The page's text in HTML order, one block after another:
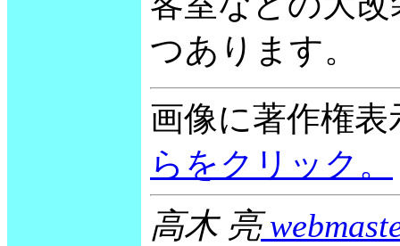
つあります。
画像に著作権
らをクリック。
高木 亮